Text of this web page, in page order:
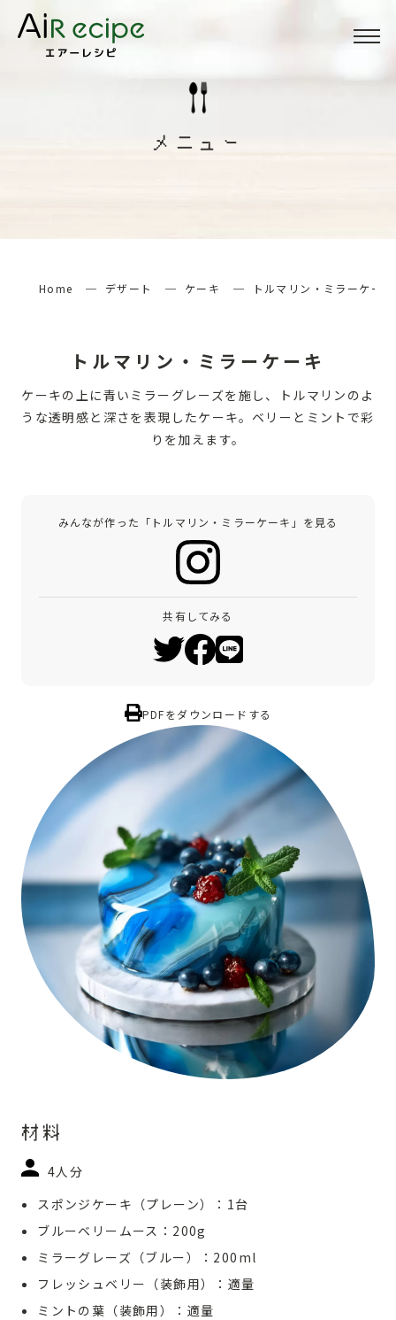
Menu
メニュー
Home デザート ケーキ トルマリン・ミラーケーキ
トルマリン・ミラーケーキ
ケーキの上に青いミラーグレーズを施し、トルマリンのよ
うな透明感と深さを表現したケーキ。ベリーとミントで彩
りを加えます。
みんなが作った「トルマリン・ミラーケーキ」を見る
共有してみる
PDFをダウンロードする
材料
4人分
スポンジケーキ（プレーン）：1台
ブルーベリームース：200g
ミラーグレーズ（ブルー）：200ml
フレッシュベリー（装飾用）：適量
ミントの葉（装飾用）：適量